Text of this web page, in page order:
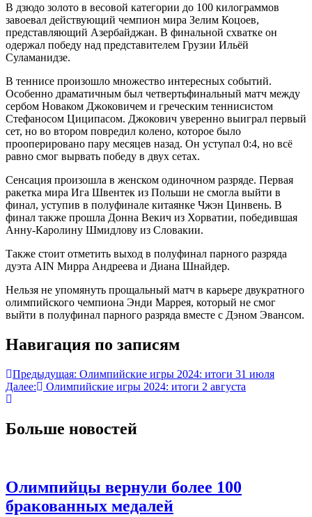
В дзюдо золото в весовой категории до 100 килограммов
завоевал действующий чемпион мира Зелим Коцоев,
представляющий Азербайджан. В финальной схватке он
одержал победу над представителем Грузии Ильёй
Суламанидзе.
В теннисе произошло множество интересных событий.
Особенно драматичным был четвертьфинальный матч между
сербом Новаком Джоковичем и греческим теннисистом
Стефаносом Циципасом. Джокович уверенно выиграл первый
сет, но во втором повредил колено, которое было
прооперировано пару месяцев назад. Он уступал 0:4, но всё
равно смог вырвать победу в двух сетах.
Сенсация произошла в женском одиночном разряде. Первая
ракетка мира Ига Швентек из Польши не смогла выйти в
финал, уступив в полуфинале китаянке Чжэн Цинвень. В
финал также прошла Донна Векич из Хорватии, победившая
Анну-Каролину Шмидлову из Словакии.
Также стоит отметить выход в полуфинал парного разряда
дуэта AIN Мирра Андреева и Диана Шнайдер.
Нельзя не упомянуть прощальный матч в карьере двукратного
олимпийского чемпиона Энди Маррея, который не смог
выйти в полуфинал парного разряда вместе с Дэном Эвансом.
Навигация по записям
Предыдущая: Олимпийские игры 2024: итоги 31 июля
Далее:
Олимпийские игры 2024: итоги 2 августа
Больше новостей
Олимпийцы вернули более 100
бракованных медалей